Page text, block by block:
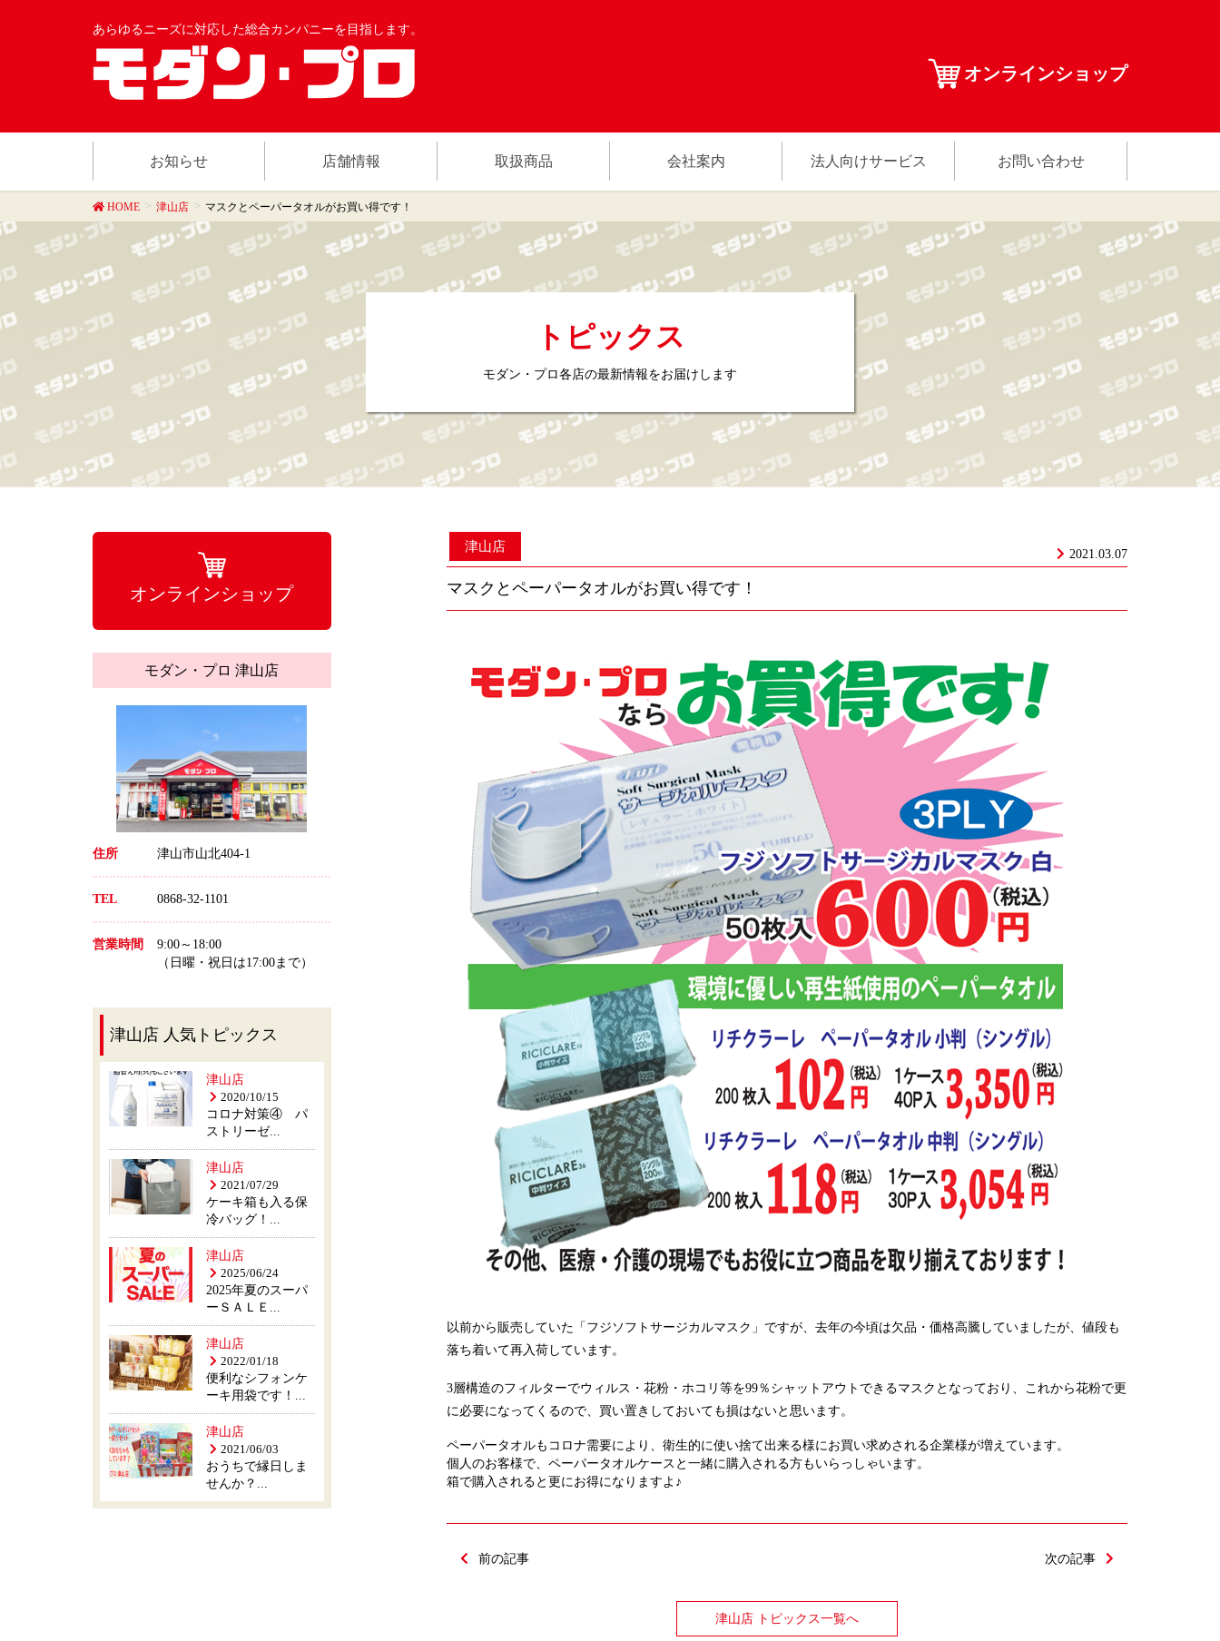
あらゆるニーズに対応した総合カンパニーを目指します。
オンラインショップ
お知らせ 店舗情報 取扱商品 会社案内 法人向けサービス お問い合わせ
HOME 津山店 マスクとペーパータオルがお買い得です！
トピックス
モダン・プロ各店の最新情報をお届けします
2021.03.07
津山店
マスクとペーパータオルがお買い得です！
以前から販売していた「フジソフトサージカルマスク」ですが、去年の今頃は欠品・価格高騰していましたが、値段も
落ち着いて再入荷しています。
3層構造のフィルターでウィルス・花粉・ホコリ等を99％シャットアウトできるマスクとなっており、これから花粉で更
に必要になってくるので、買い置きしておいても損はないと思います。
ペーパータオルもコロナ需要により、衛生的に使い捨て出来る様にお買い求めされる企業様が増えています。
個人のお客様で、ペーパータオルケースと一緒に購入される方もいらっしゃいます。
箱で購入されると更にお得になりますよ♪
前の記事 次の記事
津山店 トピックス一覧へ
オンラインショップ
モダン・プロ 津山店
住所 津山市山北404-1
TEL 0868-32-1101
営業時間
9:00～18:00
（日曜・祝日は17:00まで）
津山店 人気トピックス
津山店
2020/10/15
コロナ対策④ パ
ストリーゼ...
津山店
2021/07/29
ケーキ箱も入る保
冷バッグ！...
津山店
2025/06/24
2025年夏のスーパ
ーＳＡＬＥ...
津山店
2022/01/18
便利なシフォンケ
ーキ用袋です！...
津山店
2021/06/03
おうちで縁日しま
せんか？...